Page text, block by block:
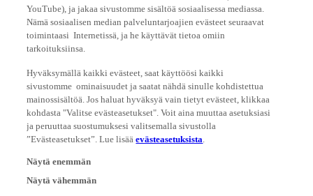
YouTube), ja jakaa sivustomme sisältöä sosiaalisessa mediassa.
Nämä sosiaalisen median palveluntarjoajien evästeet seuraavat
toimintaasi Internetissä, ja he käyttävät tietoa omiin
tarkoituksiinsa.
Hyväksymällä kaikki evästeet, saat käyttöösi kaikki
sivustomme ominaisuudet ja saatat nähdä sinulle kohdistettua
mainossisältöä. Jos haluat hyväksyä vain tietyt evästeet, klikkaa
kohdasta "Valitse evästeasetukset". Voit aina muuttaa asetuksiasi
ja peruuttaa suostumuksesi valitsemalla sivustolla
”Evästeasetukset”. Lue lisääevästeasetuksista
Näytä enemmän
Näytä vähemmän